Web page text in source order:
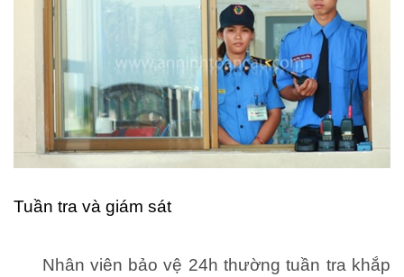
Tuần tra và giám sát
Nhân viên bảo vệ 24h thường tuần tra khắp